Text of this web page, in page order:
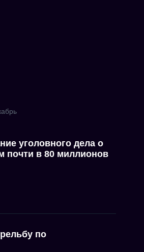
уголовного дела о
почти в 80 миллионов
по